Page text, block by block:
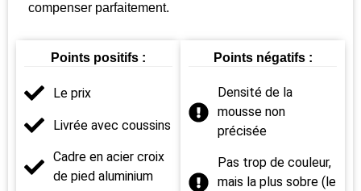
compenser parfaitement.
Points positifs :
Le prix
Livrée avec coussins
Cadre en acier croix
de pied aluminium
Points négatifs :
Densité de la
mousse non
précisée
Pas trop de couleur,
mais la plus sobre (le